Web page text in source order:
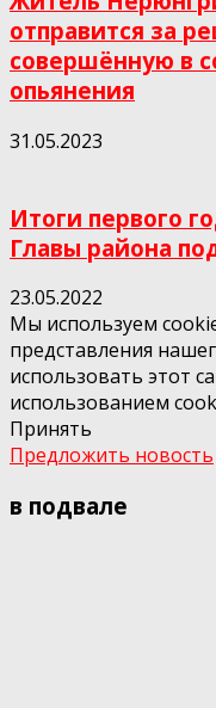
отправится за
совершённую в
опьянения
31.05.2023
Итоги первого
Главы района
23.05.2022
Мы используем
представления
использовать этот
использованием
Принять
Предложить новость
в подвале